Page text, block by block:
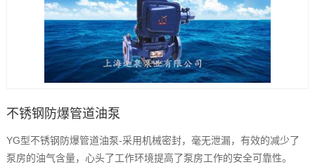
不锈钢防爆管道油泵
YG型不锈钢防爆管道油泵-采用机械密封，毫无泄漏，有效的减少了
泵房的油气含量，心头了工作环境提高了泵房工作的安全可靠性。